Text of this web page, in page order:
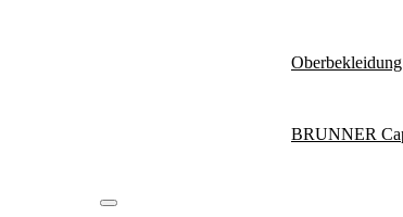
Oberbekleidung
BRUNNER